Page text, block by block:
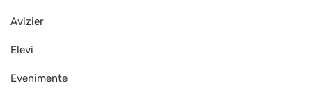
Avizier
Elevi
Evenimente